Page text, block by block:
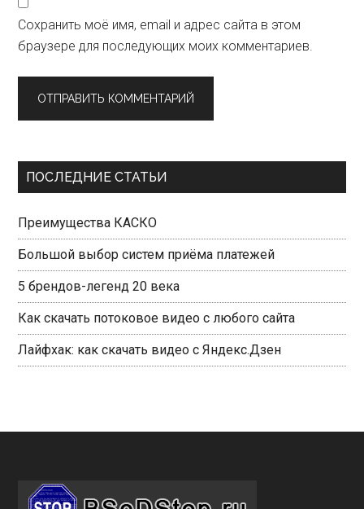
Сохранить моё имя, email и адрес сайта в этом
браузере для последующих моих комментариев.
Primary
ПОСЛЕДНИЕ СТАТЬИ
Преимущества КАСКО
Большой выбор систем приёма платежей
5 брендов-легенд 20 века
Как скачать потоковое видео с любого сайта
Лайфхак: как скачать видео с Яндекс.Дзен
Footer